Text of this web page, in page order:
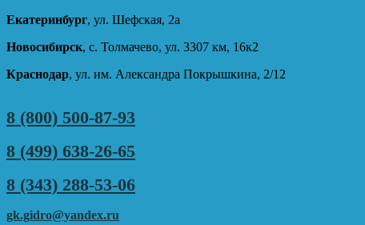
Екатеринбург, ул. Шефская, 2а
Новосибирск, с. Толмачево, ул. 3307 км, 16к2
Краснодар, ул. им. Александра Покрышкина, 2/12
8 (800) 500-87-93
8 (499) 638-26-65
8 (343) 288-53-06
gk.gidro@yandex.ru